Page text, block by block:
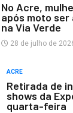
No Acre,
após moto
na Via Verde
28 de julho de
ACRE
Retirada de
shows da
quarta-feira